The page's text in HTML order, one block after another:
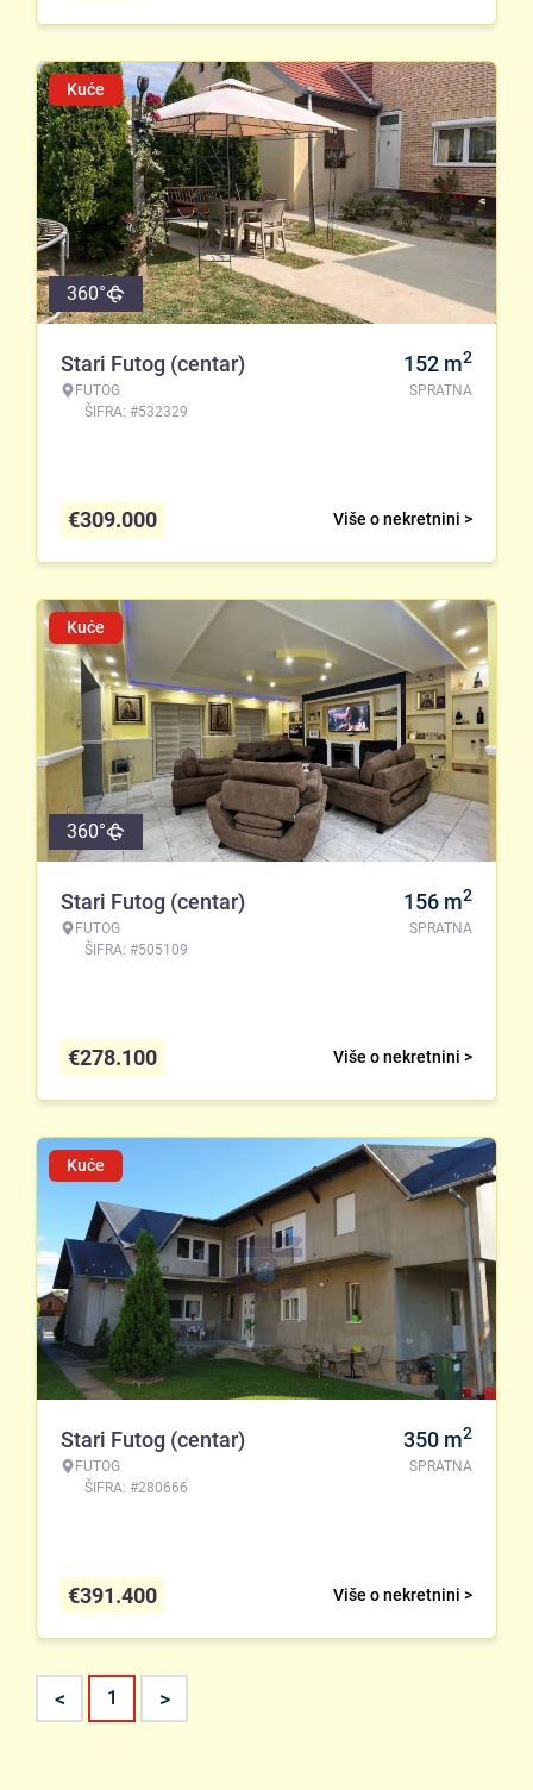
Kuće
360°
Stari Futog (centar)
FUTOG
ŠIFRA: #532329
152 m2
SPRATNA
Više o nekretnini >
€309.000
Kuće
360°
Stari Futog (centar)
FUTOG
ŠIFRA: #505109
156 m2
SPRATNA
Više o nekretnini >
€278.100
Kuće
Stari Futog (centar)
FUTOG
ŠIFRA: #280666
350 m2
SPRATNA
Više o nekretnini >
€391.400
< 1 >